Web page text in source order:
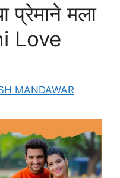
प्रेमाने मला
Love
MANDAWAR